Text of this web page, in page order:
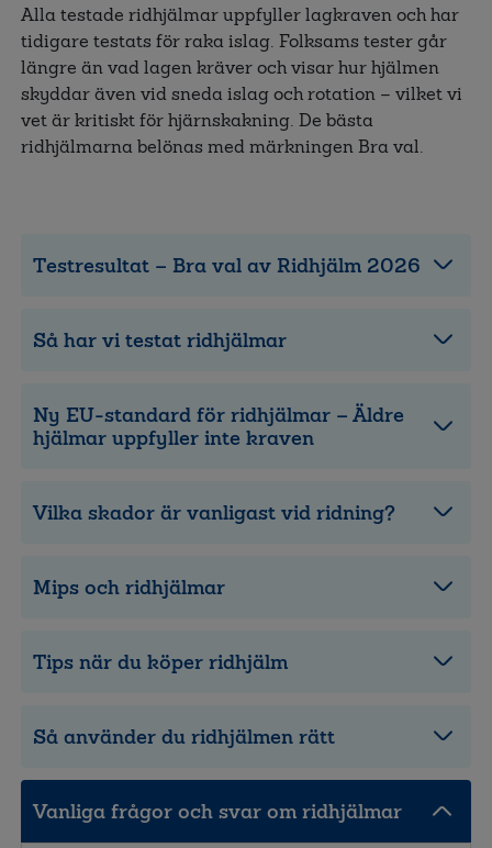
Alla testade ridhjälmar uppfyller lagkraven och har
tidigare testats för raka islag. Folksams tester går
längre än vad lagen kräver och visar hur hjälmen
skyddar även vid sneda islag och rotation – vilket vi
vet är kritiskt för hjärnskakning. De bästa
ridhjälmarna belönas med märkningen Bra val.
Testresultat – Bra val av Ridhjälm 2026
Så har vi testat ridhjälmar
Ny EU-standard för ridhjälmar – Äldre
hjälmar uppfyller inte kraven
Vilka skador är vanligast vid ridning?
Mips och ridhjälmar
Tips när du köper ridhjälm
Så använder du ridhjälmen rätt
Vanliga frågor och svar om ridhjälmar